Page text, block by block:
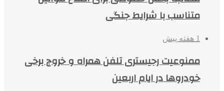
متناسب با شرایط جنگی
1 هفته پیش
ممنوعیت رجیستری تلفن همراه و خروج برخی
خودروها در ایام اربعین